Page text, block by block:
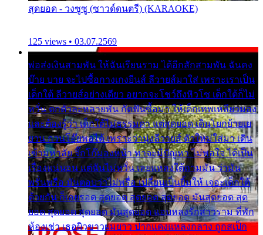
สุดยอด - วงซูซู (ซาวด์ดนตรี) (KARAOKE)
125 views • 03.07.2569
พ่อส่งเงินสามพัน ให้ฉันเรียนราม ได้อีกสักสามพัน ฉันคง
บ๊าย บาย จะไปซื้อกางเกงยีนส์ ลีวายส์มาใส่ เพราะเราเป็น
เด็กใต้ ลีวายส์อย่างเดียว อยากจะโชว์ถึงหิวโซ เด็กใต้ก็ไม่
หวั่น ตกตัวละหลายพัน กัดฟันซื้อมา ให้เด็กเทพเหลียวมอง
และต้องรู้ว่า เด็กใต้ไม่ธรรมดา แต่สุดยอด เดินโยกย้ายเย
ยวน กวนโอ๊ยพอได้ เพราะว่านุ่งลีวายส์ ตัวใหม่ใส่มา เดิน
เข้ามหาลัย จิ๊กโก๊มองหน้า ท่าจะมีปัญหา ไม่พอใจ ได้เป็น
เรื่องแน่นอน แต่ฉันไม่หวั่น เลยแหลงใต้ถามมัน ว่ามัน
พรั่นพรือ มันตอบว่าไม่พรื่อ เปลี่ยนเป็นยิ้มให้ เจอะเด็กใต้
ด้วยกัน ก็เลยรอด สุดยอด สุดยอด สุดยอด มันสุดยอด สุด
ยอด สุดยอด สุดยอด มันสุดยอด แอบหลงรักสาวราม ที่พัก
ห้องเช่า เธอผิวขาวผมยาว ปากแดงแหลงกลาง ถูกสเป็ก